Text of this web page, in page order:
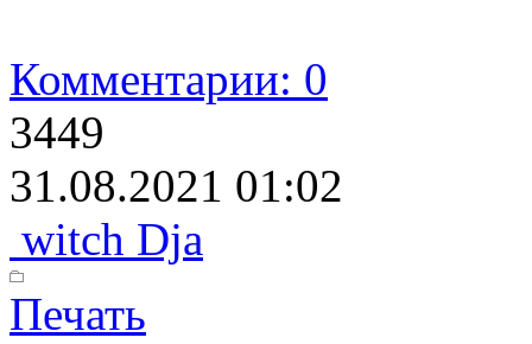
Комментарии: 0
3449
31.08.2021 01:02
witch Dja
Печать